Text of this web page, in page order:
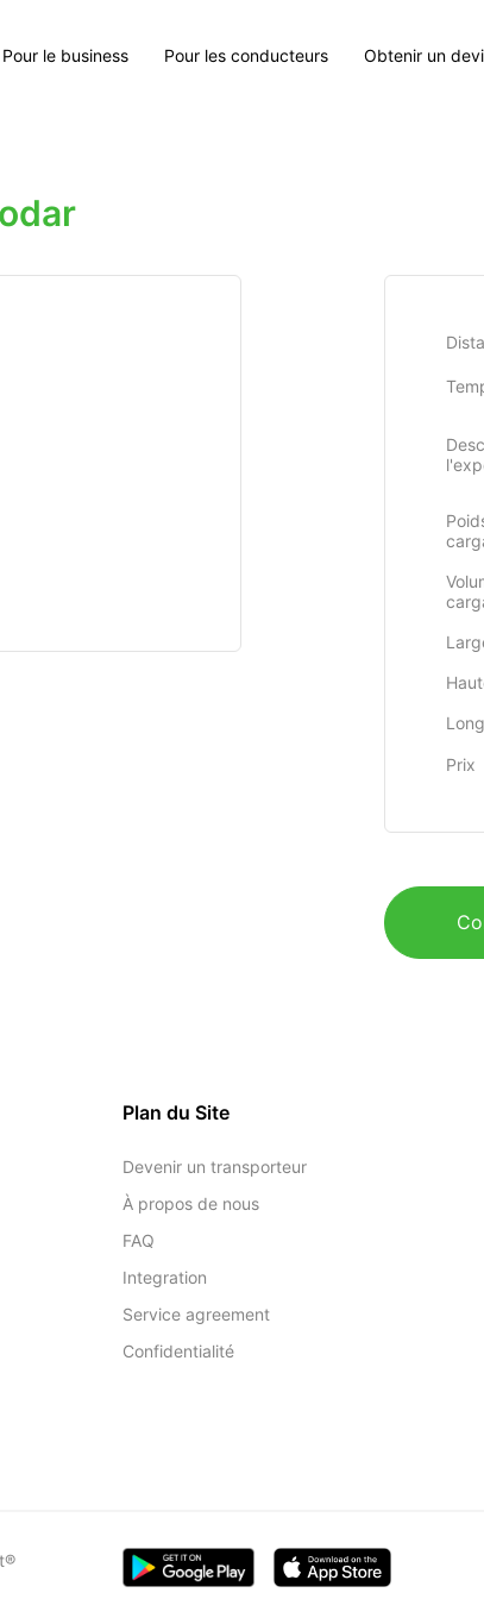
Pour le business Pour les conducteurs Obtenir un
Prix
Plan du Site
Devenir un transporteur
À propos de nous
FAQ
Integration
Service agreement
Confidentialité